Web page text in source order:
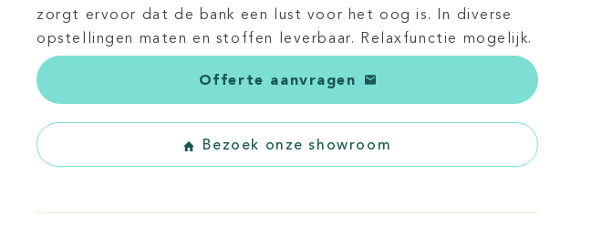
zorgt ervoor dat de bank een lust voor het oog is. In diverse
opstellingen maten en stoffen leverbaar. Relaxfunctie mogelijk.
Offerte aanvragen
Bezoek onze showroom